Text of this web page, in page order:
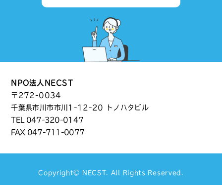
NPO法人NECST
〒272-0034
千葉県市川市市川1-12-20 トノハタビル
TEL 047-320-0147
FAX 047-711-0077
Copyright© NECST. All Rights Reserved.